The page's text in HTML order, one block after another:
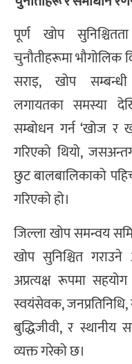
पूर्ण खोप
चुनौतीहरूमा भौगोलिक
सराइ, खोप
लगायतका समस्या
सम्बोधन गर्न ‘खोज र
गरिएको थियो,
छुट बालबालिकाको
गरिएको हो।
जिल्ला खोप समन्वय
खोप सुनिश्चित गराउने
अप्रत्यक्ष रूपमा सहयोग
स्वयंसेवक, जनप्रतिनिधि,
बुद्धिजीवी, र स्थानीय
व्यक्त गरेको छ।